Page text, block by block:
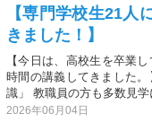
【専門学校生21人
きました！】
【今日は、高校生を卒業
時間の講義してきました
識」 教職員の方も多数見
2026年06月04日